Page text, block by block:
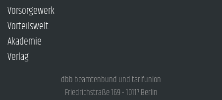
Vorsorgewerk
Vorteilswelt
Akademie
Verlag
dbb beamtenbund und tarifunion
Friedrichstraße 169 • 10117 Berlin